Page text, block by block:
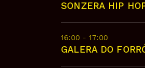
SONZERA HIP
16:00 - 17:00
GALERA DO